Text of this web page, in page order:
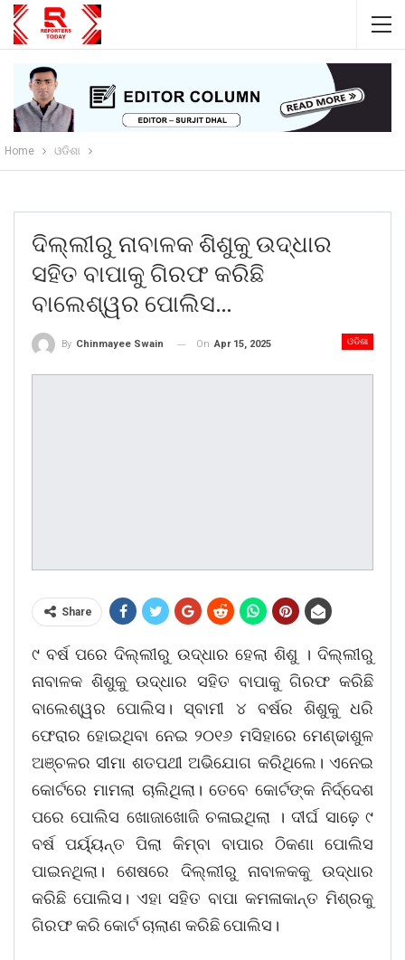
Home ଓଡିଶା
ଦିଲ୍ଲୀରୁ ନାବାଳକ ଶିଶୁକୁ ଉଦ୍ଧାର
ସହିତ ବାପାକୁ ଗିରଫ କରିଛି
ବାଲେଶ୍ୱର ପୋଲିସ…
ଓଡିଶା
By Chinmayee Swain On Apr 15, 2025
Share
୯ ବର୍ଷ ପରେ ଦିଲ୍ଲୀରୁ ଉଦ୍ଧାର ହେଲା ଶିଶୁ । ଦିଲ୍ଲୀରୁ
ନାବାଳକ ଶିଶୁକୁ ଉଦ୍ଧାର ସହିତ ବାପାକୁ ଗିରଫ କରିଛି
ବାଲେଶ୍ୱର ପୋଲିସ। ସ୍ବାମୀ ୪ ବର୍ଷର ଶିଶୁକୁ ଧରି
ଫେରାର ହୋଇଥିବା ନେଇ ୨୦୧୬ ମସିହାରେ ମେଣ୍ଢାଶୁଳ
ଅଞ୍ଚଳର ସୀମା ଶତପଥୀ ଅଭିଯୋଗ କରିଥିଲେ। ଏନେଇ
କୋର୍ଟରେ ମାମଲା ଚାଲିଥିଲା। ତେବେ କୋର୍ଟଙ୍କ ନିର୍ଦ୍ଦେଶ
ପରେ ପୋଲିସ ଖୋଜାଖୋଜି ଚଳାଇଥିଲା । ଦୀର୍ଘ ସାଢ଼େ ୯
ବର୍ଷ ପର୍ୟ୍ୟନ୍ତ ପିଲା କିମ୍ବା ବାପାର ଠିକଣା ପୋଲିସ
ପାଇନଥିଲା। ଶେଷରେ ଦିଲ୍ଲୀରୁ ନାବାଳକକୁ ଉଦ୍ଧାର
କରିଛି ପୋଲିସ। ଏହା ସହିତ ବାପା କମଳାକାନ୍ତ ମିଶ୍ରକୁ
ଗିରଫ କରି କୋର୍ଟ ଚାଲାଣ କରିଛି ପୋଲିସ।